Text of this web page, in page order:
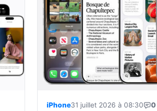
iPhone31 juillet 2026 à 08:30 0